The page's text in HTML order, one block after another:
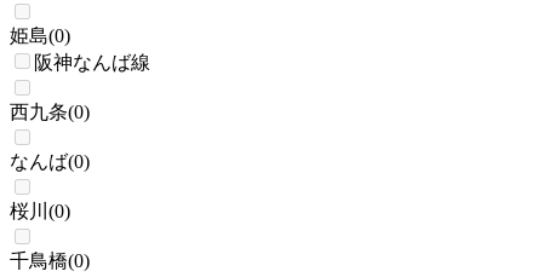
姫島(0)
阪神なんば線
西九条(0)
なんば(0)
桜川 (0)
千鳥橋(0)